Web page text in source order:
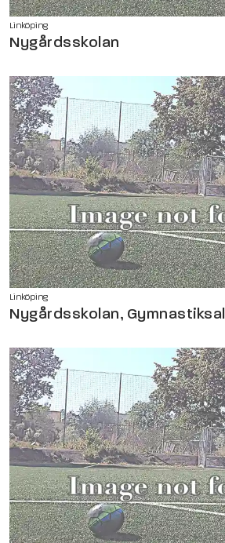
Linköping
Nygårdsskolan
Linköping
Nygårdsskolan, Gymnastiksal